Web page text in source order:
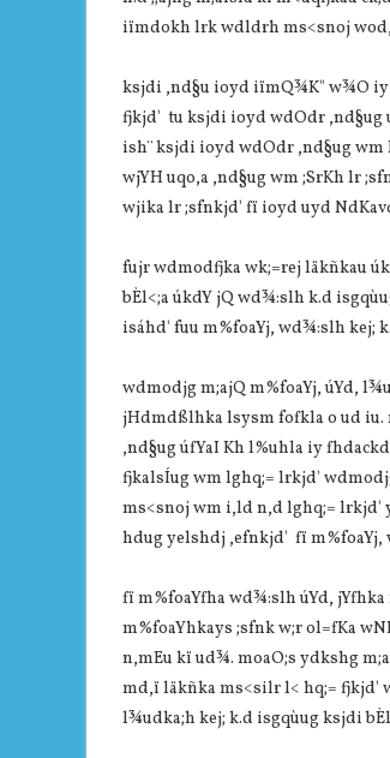
iïmdokh lrk wdldrh ms<snoj
ksjdi ,nd§u ioyd iïmQ¾K" w¾O iy
fjkjd' tu ksjdi ioyd wdOdr ,nd§ug
ish¨ ksjdi ioyd wdOdr ,nd§ug
wjYH uqo,a ,nd§ug wm ;SrKh lr
wjika lr ;sfnkjd' fï ioyd uyd
fujr wdmodfjka wk;=rej läkñkau
bÈl<;a úkdY jQ wd¾:slh k.d
isáhd' fuu m%foaYj, wd¾:slh kej;
wdmodjg m;ajQ m%foaYj, úYd,
jHdmdßlhka lsysm fofkla o ud
,nd§ug úfYaI Kh l%uhla iy
fjkalsÍug wm lghq;= lrkjd'
ms<snoj wm i,ld n,d lghq;= lrkjd'
hdug yelshdj ,efnkjd' fï m%foaYj,
fï m%foaYfha wd¾:slh úYd,
m%foaYhkays ;sfnk w;r ol=fKa
n,mEu kï ud¾. moaO;s ydkshg
md,ï läkñka ms<silr l< hq;= fjkjd'
l¾udka;h kej; k.d isgqùug ksjdi